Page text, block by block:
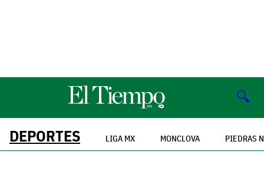
🔍
DEPORTES LIGA MX MONCLOVA PIEDRAS